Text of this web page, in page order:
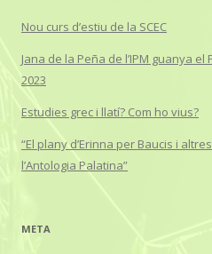
Nou curs d’estiu de la SCEC
Jana de la Peña de l’IPM guanya
2023
Estudies grec i llatí? Com ho vius?
“El plany d’Erinna per Baucis i
l’Antologia Palatina”
META